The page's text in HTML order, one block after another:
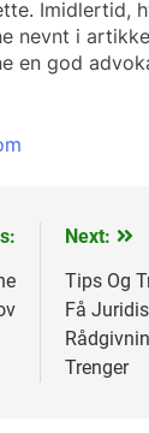
Imidlertid,
nevnt i
en god
Next:
Tips Og
Få
Trenger